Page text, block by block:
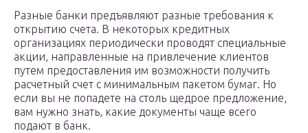
Разные банки предъявляют разные требования к
открытию счета. В некоторых кредитных
организациях периодически проводят специальные
акции, направленные на привлечение клиентов
путем предоставления им возможности получить
расчетный счет с минимальным пакетом бумаг. Но
если вы не попадете на столь щедрое предложение,
вам нужно знать, какие документы чаще всего
подают в банк.